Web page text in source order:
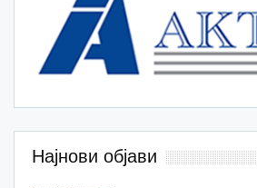
Најнови објави